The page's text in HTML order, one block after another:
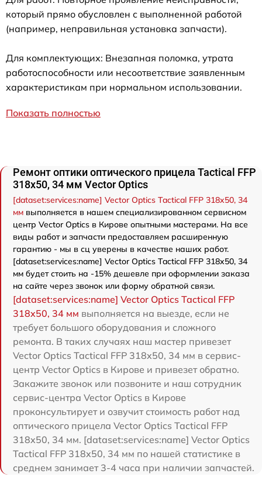
который прямо обусловлен с выполненной работой
(например, неправильная установка запчасти).
Для комплектующих: Внезапная поломка, утрата
работоспособности или несоответствие заявленным
характеристикам при нормальном использовании.
Показать полностью
Ремонт оптики оптического прицела Tactical FFP
318x50, 34 мм Vector Optics
[dataset:services:name] Vector Optics Tactical FFP 318x50, 34
мм выполняется в нашем специализированном сервисном
центр Vector Optics в Кирове опытными мастерами. На все
виды работ и запчасти предоставляем расширенную
гарантию - мы в сц уверены в качестве наших работ.
[dataset:services:name] Vector Optics Tactical FFP 318x50, 34
мм будет стоить на -15% дешевле при оформлении заказа
на сайте через звонок или форму обратной связи.
[dataset:services:name] Vector Optics Tactical FFP
318x50, 34 мм выполняется на выезде, если не
требует большого оборудования и сложного
ремонта. В таких случаях наш мастер привезет
Vector Optics Tactical FFP 318x50, 34 мм в сервис-
центр Vector Optics в Кирове и привезет обратно.
Закажите звонок или позвоните и наш сотрудник
сервис-центра Vector Optics в Кирове
проконсультирует и озвучит стоимость работ над
оптического прицела Vector Optics Tactical FFP
318x50, 34 мм. [dataset:services:name] Vector Optics
Tactical FFP 318x50, 34 мм по нашей статистике в
среднем занимает 3-4 часа при наличии запчастей.